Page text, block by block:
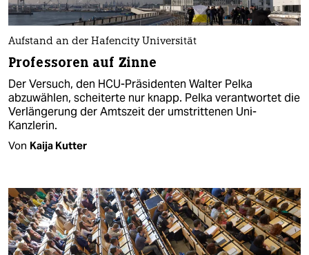
Aufstand an der Hafencity Universität
Professoren auf Zinne
Der Versuch, den HCU-Präsidenten Walter Pelka
abzuwählen, scheiterte nur knapp. Pelka verantwortet die
Verlängerung der Amtszeit der umstrittenen Uni-
Kanzlerin.
Von Kaija Kutter